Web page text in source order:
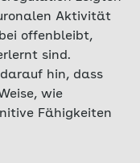
Aktivität
offenbleibt,
sind.
hin, dass
wie
Fähigkeiten